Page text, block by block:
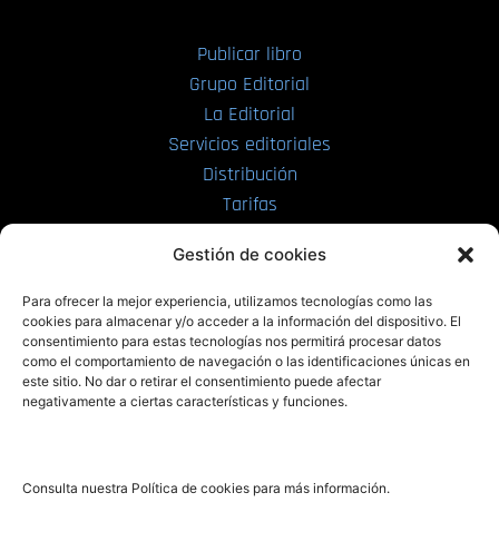
Gestión de cookies
Para ofrecer la mejor experiencia, utilizamos tecnologías como las
cookies para almacenar y/o acceder a la información del dispositivo. El
consentimiento para estas tecnologías nos permitirá procesar datos
como el comportamiento de navegación o las identificaciones únicas en
este sitio. No dar o retirar el consentimiento puede afectar
negativamente a ciertas características y funciones.
Consulta nuestra Política de cookies para más información.
Publicar libro
Grupo Editorial
La Editorial
Servicios editoriales
Distribución
Tarifas
PRL | Films
PRL | Play
PRL | LAB
Noticias